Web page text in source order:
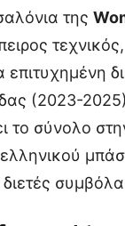
της
επιτυχημένη
(2023-
το σύνολο